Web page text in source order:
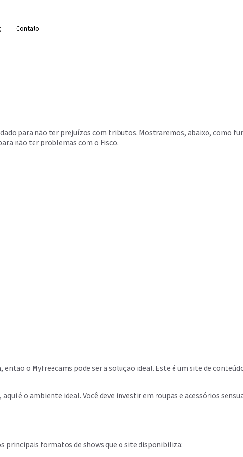
Contato
para não ter prejuízos com tributos. Mostraremos, abaixo, como
não ter problemas com o Fisco.
o Myfreecams pode ser a solução ideal. Este é um site de
é o ambiente ideal. Você deve investir em roupas e acessórios
principais formatos de shows que o site disponibiliza: